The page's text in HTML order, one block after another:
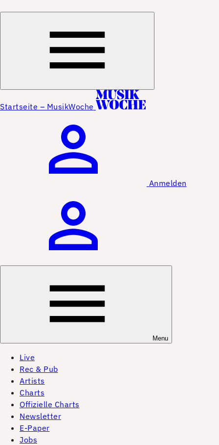
Startseite – MusikWoche
Anmelden
Menu
Live
Rec & Pub
Artists
Charts
Offizielle Charts
Newsletter
E-Paper
Jobs